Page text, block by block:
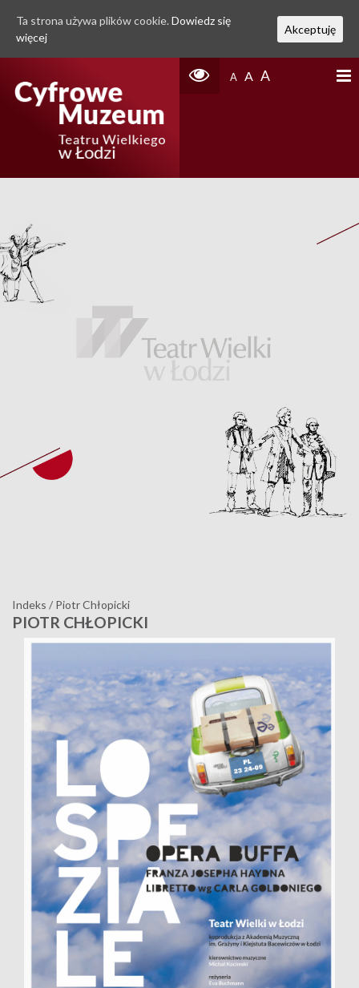
A A A
Indeks / Piotr Chłopicki
PIOTR CHŁOPICKI
Ta strona używa plików cookie. Dowiedz się
więcej
Akceptuję